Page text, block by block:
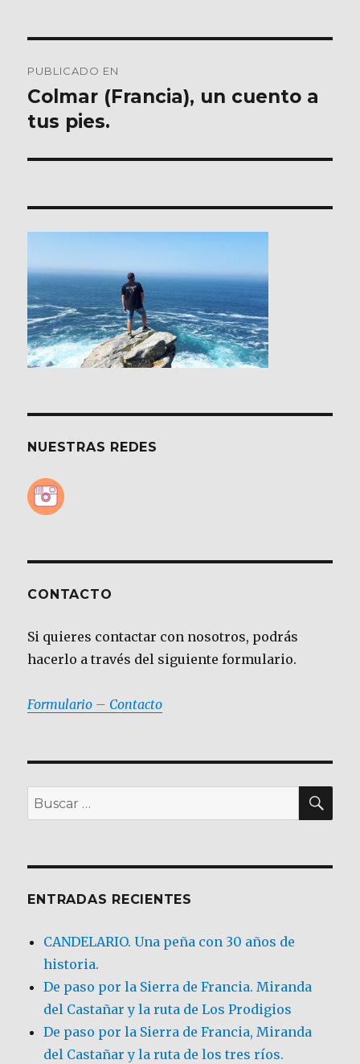
de
entradas
PUBLICADO EN
Colmar (Francia), un cuento a
tus pies.
NUESTRAS REDES
CONTACTO
Si quieres contactar con nosotros, podrás
hacerlo a través del siguiente formulario.
Formulario – Contacto
Buscar
por:
ENTRADAS RECIENTES
CANDELARIO. Una peña con 30 años de
historia.
De paso por la Sierra de Francia. Miranda
del Castañar y la ruta de Los Prodigios
De paso por la Sierra de Francia, Miranda
del Castañar y la ruta de los tres ríos.